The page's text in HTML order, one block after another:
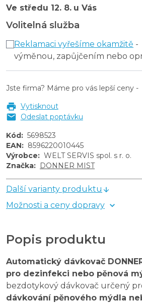
Ve středu 12. 8. u Vás
Volitelná služba
Reklamaci vyřešíme okamžitě -
výměnou, zapůjčením nebo
Jste firma? Máme pro vás lepší ceny -
Vytisknout
Odeslat poptávku
Kód: 5698523
EAN: 8596220010445
Výrobce: WELT SERVIS spol. s r. o.
Značka: DONNER MIST
Další varianty produktu
Možnosti a ceny dopravy
Popis produktu
Automatický dávkovač
pro dezinfekci nebo pěnová
bezdotykový dávkovač určený
dávkování pěnového mýdla